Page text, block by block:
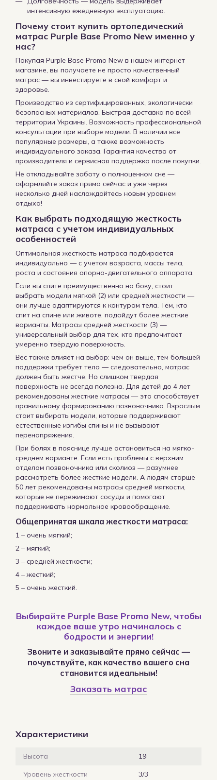
интенсивную ежедневную эксплуатацию.
Почему стоит купить ортопедический
матрас Purple Base Promo New именно у
нас?
Покупая Purple Base Promo New в нашем интернет-
магазине, вы получаете не просто качественный
матрас — вы инвестируете в свой комфорт и
здоровье.
Производство из сертифицированных, экологически
безопасных материалов. Быстрая доставка по всей
территории Украины. Возможность профессиональной
консультации при выборе модели. В наличии все
популярные размеры, а также возможность
индивидуального заказа. Гарантия качества от
производителя и сервисная поддержка после покупки.
Не откладывайте заботу о полноценном сне —
оформляйте заказ прямо сейчас и уже через
несколько дней наслаждайтесь новым уровнем
отдыха!
Как выбрать подходящую жесткость
матраса с учетом индивидуальных
особенностей
Оптимальная жесткость матраса подбирается
индивидуально — с учетом возраста, массы тела,
роста и состояния опорно-двигательного аппарата.
Если вы спите преимущественно на боку, стоит
выбрать модели мягкой (2) или средней жесткости —
они лучше адаптируются к контурам тела. Тем, кто
спит на спине или животе, подойдут более жесткие
варианты. Матрасы средней жесткости (3) —
универсальный выбор для тех, кто предпочитает
умеренно твёрдую поверхность.
Вес также влияет на выбор: чем он выше, тем большей
поддержки требует тело — следовательно, матрас
должен быть жестче. Но слишком твердая
поверхность не всегда полезна. Для детей до 4 лет
рекомендованы жесткие матрасы — это способствует
правильному формированию позвоночника. Взрослым
стоит выбирать модели, которые поддерживают
естественные изгибы спины и не вызывают
перенапряжения.
При болях в пояснице лучше остановиться на мягко-
среднем варианте. Если есть проблемы с верхним
отделом позвоночника или сколиоз — разумнее
рассмотреть более жесткие модели. А людям старше
50 лет рекомендованы матрасы средней мягкости,
которые не пережимают сосуды и помогают
поддерживать нормальное кровообращение.
Общепринятая шкала жесткости матраса:
1 – очень мягкий;
2 – мягкий;
3 – средней жесткости;
4 – жесткий;
5 – очень жесткий.
Выбирайте Purple Base Promo New, чтобы
каждое ваше утро начиналось с
бодрости и энергии!
Звоните и заказывайте прямо сейчас —
почувствуйте, как качество вашего сна
становится идеальным!
Заказать матрас
Характеристики
Высота 19
Уровень жесткости 3/3